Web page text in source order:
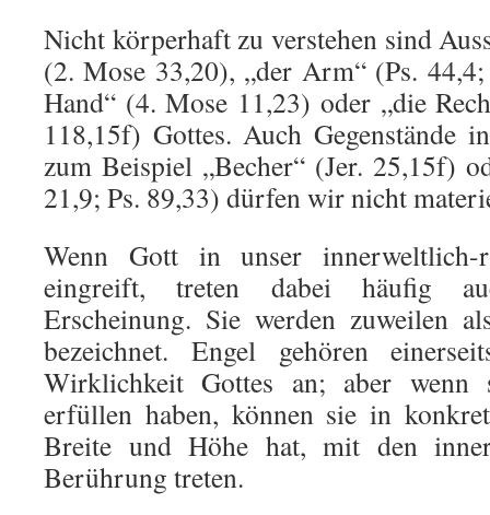
Nicht körperhaft zu verstehen sind
(2. Mose 33,20), „der Arm“ (Ps.
Hand“ (4. Mose 11,23) oder „die
118,15f) Gottes. Auch Gegenstände
zum Beispiel „Becher“ (Jer. 25,15f)
21,9; Ps. 89,33) dürfen wir nicht
Wenn Gott in unser innerweltlich-
eingreift, treten dabei häufig
Erscheinung. Sie werden zuweilen
bezeichnet. Engel gehören
Wirklichkeit Gottes an; aber
erfüllen haben, können sie in
Breite und Höhe hat, mit den
Berührung treten.